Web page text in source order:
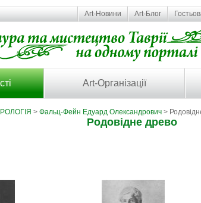
Art-Новини Art-Блог
Art-Організації
> Фальц-Фейн Едуард Олександрович >
Родовідне древо